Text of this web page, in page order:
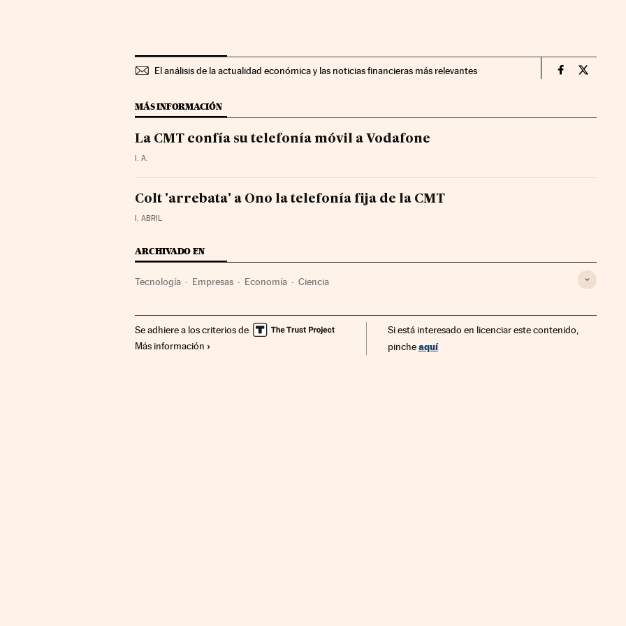
El análisis de la actualidad económica y las noticias financieras más relevantes Companias
MÁS INFORMACIÓN
La CMT confía su telefonía móvil a Vodafone
I. A.
Colt 'arrebata' a Ono la telefonía fija de la CMT
I. ABRIL
ARCHIVADO EN
Tecnología Empresas Economía Ciencia
Se adhiere a los criterios de
Más información
Si está interesado en licenciar este contenido,
pincheaquí